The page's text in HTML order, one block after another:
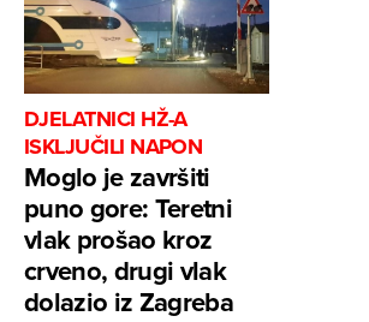
DJELATNICI HŽ-A
ISKLJUČILI NAPON
Moglo je završiti
puno gore: Teretni
vlak prošao kroz
crveno, drugi vlak
dolazio iz Zagreba